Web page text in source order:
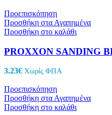
Προεπισκόπηση
Προσθήκη στα Αγαπημένα
Προσθήκη στο καλάθι
PROXXON SANDING
3.23€ Χωρίς ΦΠΑ
Προεπισκόπηση
Προσθήκη στα Αγαπημένα
Προσθήκη στο καλάθι